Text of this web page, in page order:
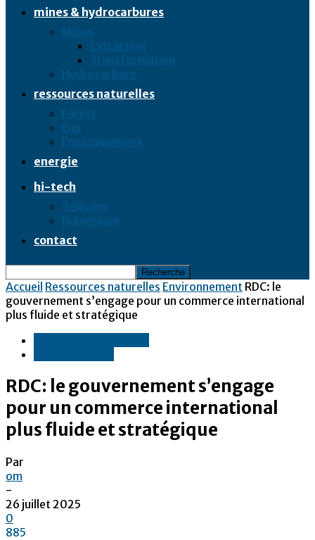
mines & hydrocarbures
Mines
Extraction
Transformation
Hydrocarbure
ressources naturelles
Forêts
Eau
Environnement
energie
hi-tech
Télécom
Numérique
contact
Accueil Ressources naturelles Environnement RDC: le
gouvernement s’engage pour un commerce international
plus fluide et stratégique
RDC: le gouvernement s’engage
pour un commerce international
plus fluide et stratégique
Par
om
-
26 juillet 2025
0
885